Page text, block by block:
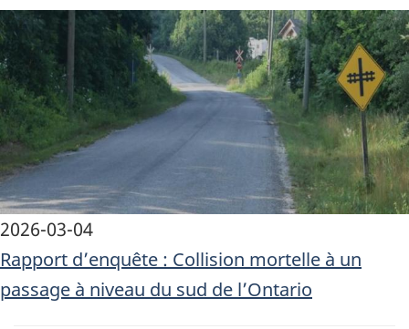
Image
2026-03-04
Rapport d’enquête : Collision mortelle à un
passage à niveau du sud de l’Ontario